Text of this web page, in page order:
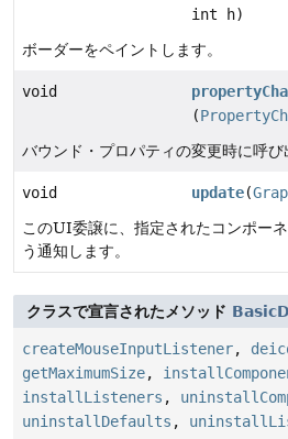
int h)
ボーダーをペイントします。
void
(
バウンド・プロパティの変更時に呼び
void update(
このUI委譲に、指定されたコンポー
う通知します。
クラスで宣言されたメソッド
createMouseInputListener,
getMaximumSize,
installListeners ,
uninstallDefaults ,